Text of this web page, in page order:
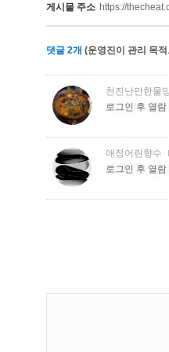
게시물 주소 https://
댓글 2개 (운영진이 관리 목